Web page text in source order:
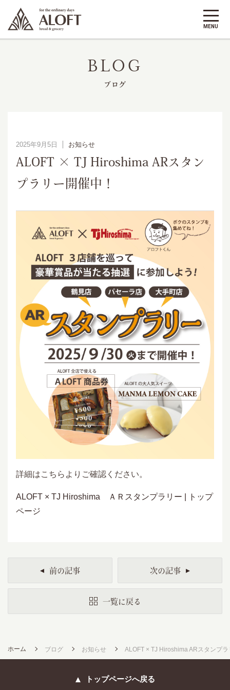
BLOG
ブログ
2025年9月5日 お知らせ
ALOFT × TJ Hiroshima ARスタン
プラリー開催中！
詳細はこちらよりご確認ください。
ALOFT × TJ Hiroshima ＡＲスタンプラリー | トップ
ページ
前の記事
一覧に戻る
次の記事
ホーム ブログ お知らせ ALOFT × TJ Hiroshima ARスタンプ
トップページへ戻る